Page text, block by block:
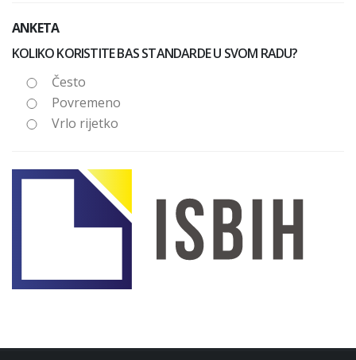
ANKETA
KOLIKO KORISTITE BAS STANDARDE U SVOM RADU?
Često
Povremeno
Vrlo rijetko